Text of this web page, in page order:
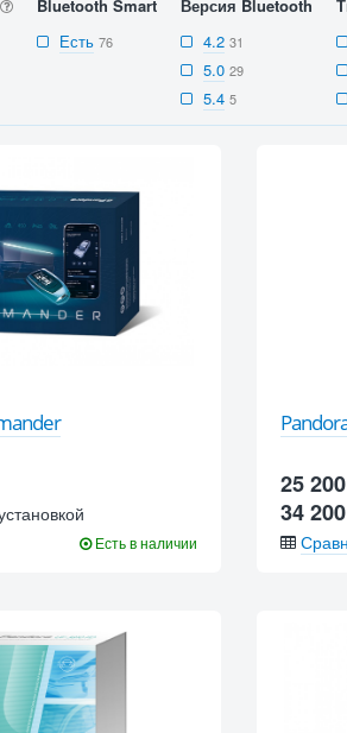
Bluetooth Smart
Есть 76
Версия Bluetooth
4.2 31
5.0 29
5.4 5
Есть в наличии
25 200
34 200